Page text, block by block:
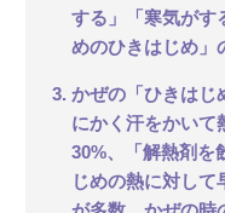
する」「寒気がす
めのひきはじめ」
3. かぜの「ひきはじ
にかく汗をかいて
30%、「解熱剤を
じめの熱に対して